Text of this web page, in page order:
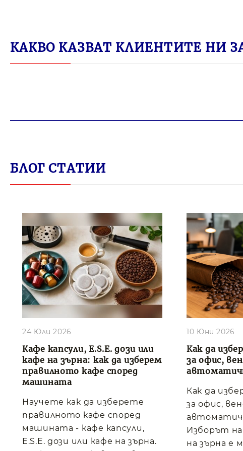
КАКВО КАЗВАТ КЛИЕНТИТЕ НИ
БЛОГ СТАТИИ
Кафе капсули, E.S.E. дози или
кафе на зърна: как да изберем
правилното кафе според
машината
24 Юли 2026
Научете как да изберете
правилното кафе според
машината - кафе капсули,
E.S.E. дози или кафе на зърна.
Как да
за офис,
10 Юни 2026
Как да
за офис,
Изборът на
на зърна е